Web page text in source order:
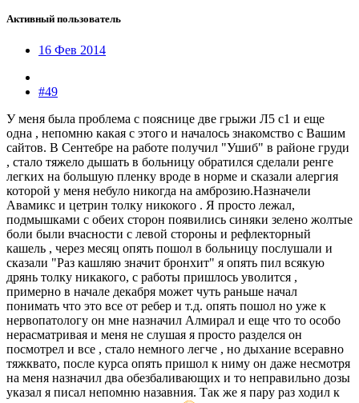
Активный пользователь
16 Фев 2014
#49
У меня была проблема с пояснице две грыжи Л5 с1 и еще
одна , непомню какая с этого и началось знакомство с Вашим
сайтов. В Сентебре на работе получил "Ушиб" в районе груди
, стало тяжело дышать в больницу обратился сделали ренге
легких на большую пленку вроде в норме и сказали алергия
которой у меня небуло никогда на амброзию.Назначели
Авамикс и цетрин толку никокого . Я просто лежал,
подмышками с обеих сторон появились синяки зелено жолтые
боли были вчасности с левой стороны и рефлекторный
кашель , через месяц опять пошол в больницу послушали и
сказали "Раз кашляю значит бронхит" я опять пил всякую
дрянь толку никакого, с работы пришлось уволится ,
примерно в начале декабря может чуть раньше начал
понимать что это все от ребер и т.д. опять пошол но уже к
нервопатологу он мне назначил Алмирал и еще что то особо
нерасматривая и меня не слушая я просто разделся он
посмотрел и все , стало немного легче , но дыхание всеравно
тяжквато, после курса опять пришол к ниму он даже несмотря
на меня назначил два обезбаливающих и то неправильно дозы
указал я писал непомню назавния. Так же я пару раз ходил к